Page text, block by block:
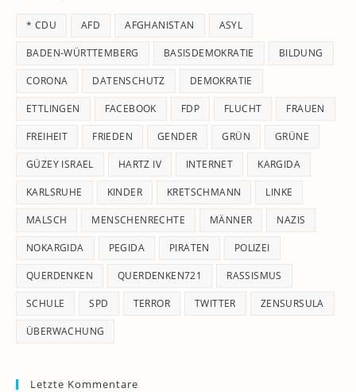
* CDU AFD AFGHANISTAN ASYL
BADEN-WÜRTTEMBERG BASISDEMOKRATIE BILDUNG
CORONA DATENSCHUTZ DEMOKRATIE
ETTLINGEN FACEBOOK FDP FLUCHT FRAUEN
FREIHEIT FRIEDEN GENDER GRÜN GRÜNE
GÜZEY ISRAEL HARTZ IV INTERNET KARGIDA
KARLSRUHE KINDER KRETSCHMANN LINKE
MALSCH MENSCHENRECHTE MÄNNER NAZIS
NOKARGIDA PEGIDA PIRATEN POLIZEI
QUERDENKEN QUERDENKEN721 RASSISMUS
SCHULE SPD TERROR TWITTER ZENSURSULA
ÜBERWACHUNG
Letzte Kommentare